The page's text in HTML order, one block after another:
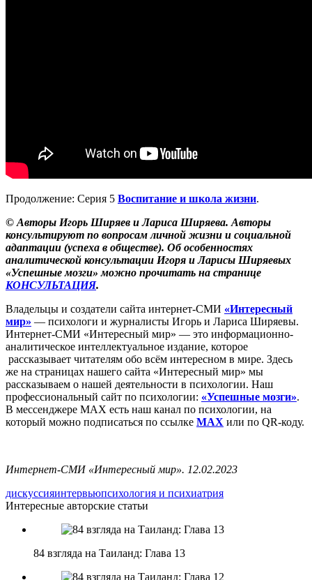
Продолжение: Серия 5 Воспитание и школа жизни.
© Авторы Игорь Ширяев и Лариса Ширяева. Авторы
консультируют по вопросам личной жизни и социальной
адаптации (успеха в обществе). Об особенностях
аналитической консультации Игоря и Ларисы Ширяевых
«Успешные мозги» можно прочитать на странице
КОНСУЛЬТАЦИЯ.
Владельцы и создатели сайта интернет-СМИ «Интересный
мир» — психологи и журналисты Игорь и Лариса Ширяевы.
Интернет-СМИ «Интересный мир» — это информационно-
аналитическое интеллектуальное издание, которое
рассказывает читателям обо всём интересном в мире. Здесь
же на страницах нашего сайта «Интересный мир» мы
рассказываем о нашей деятельности в психологии. Наш
профессиональный сайт по психологии: «Успешные мозги».
В мессенджере MAX есть наш канал по психологии, на
который можно подписаться по ссылке MAX или по QR-коду.
Интернет-СМИ «Интересный мир». 12.02.2023
дискуссияинтервьюпсихология и психиатрия
Интересные авторские статьи
84 взгляда на Таиланд: Глава 13